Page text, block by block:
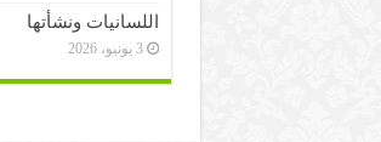
اللسانيات ونشأتها
3 يونيو، 2026